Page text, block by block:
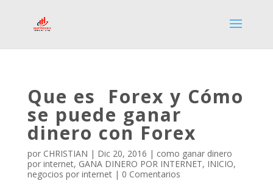
Que es Forex y Cómo
se puede ganar
dinero con Forex
por CHRISTIAN | Dic 20, 2016 | como ganar dinero
por internet, GANA DINERO POR INTERNET, INICIO,
negocios por internet| 0 Comentarios